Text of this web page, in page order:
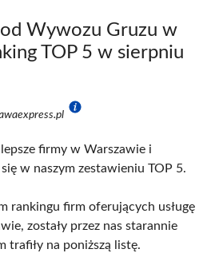
Wywozu Gruzu w
TOP 5 w sierpniu
firmy w Warszawie i
w naszym zestawieniu TOP 5.
rankingu firm oferujących usługę
zostały przez nas starannie
trafiły na poniższą listę.